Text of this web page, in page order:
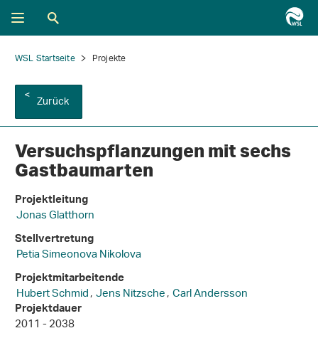
WSL Startseite Projekte
Zurück
Versuchspflanzungen mit sechs
Gastbaumarten
Projektleitung
Jonas Glatthorn
Stellvertretung
Petia Simeonova Nikolova
Projektmitarbeitende
Hubert Schmid,Jens Nitzsche,Carl Andersson
Projektdauer
2011 - 2038